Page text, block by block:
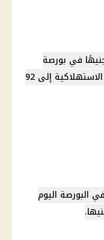
بورصة
الاستهلاكية إلى 92
في البورصة اليوم